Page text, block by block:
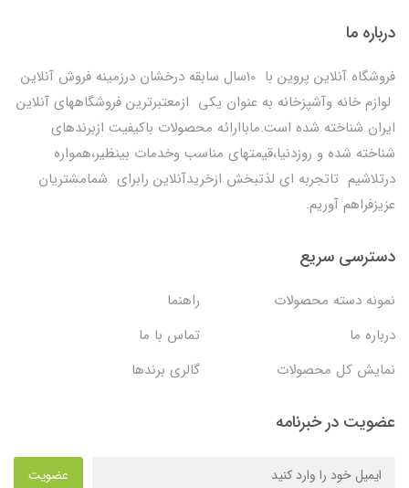
درباره ما
فروشگاه آنلاین پروین با 10سال سابقه درخشان درزمینه فروش آنلاین
لوازم خانه وآشپزخانه به عنوان یکی ازمعتبرترین فروشگاههای آنلاین
ایران شناخته شده است.ماباارائه محصولات باکیفیت ازبرندهای
شناخته شده و روزدنیا،قیمتهای مناسب وخدمات بینظیر،همواره
درتلاشیم تاتجربه ای لذتبخش ازخریدآنلاین رابرای شمامشتریان
عزیزفراهم آوریم.
دسترسی سریع
نمونه دسته محصولات
راهنما
درباره ما
تماس با ما
نمایش کل محصولات
گالری برندها
عضویت در خبرنامه
عضویت